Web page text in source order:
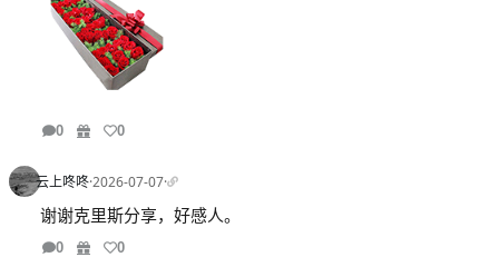
0 0
云上咚咚·2026-07-07·
谢谢克里斯分享，好感人。
0 0